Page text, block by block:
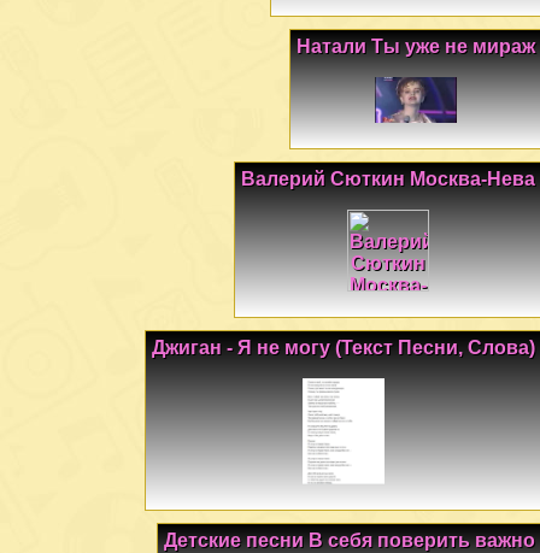
Натали Ты уже не мираж
Валерий Сюткин Москва-Нева
Джиган - Я не могу (Текст Песни, Слова)
Детские песни В себя поверить важно